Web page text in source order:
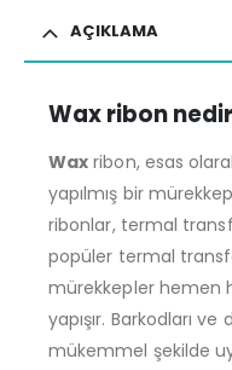
AÇIKLAMA
Wax ribon
Wax ribon, esas
yapılmış bir
ribonlar, termal
popüler termal
mürekkepler hemen
yapışır. Barkodları
mükemmel şekilde